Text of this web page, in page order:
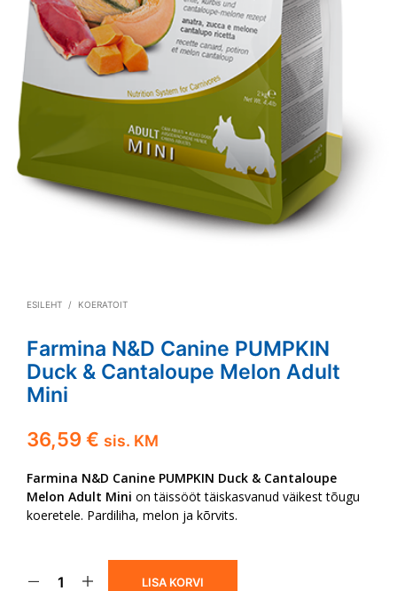
ESILEHT / KOERATOIT
Farmina N&D Canine PUMPKIN
Duck & Cantaloupe Melon Adult
Mini
36,59 € sis. KM
Farmina N&D Canine PUMPKIN Duck & Cantaloupe
Melon Adult Mini on täissööt täiskasvanud väikest tõugu
koeretele. Pardiliha, melon ja kõrvits.
LISA KORVI